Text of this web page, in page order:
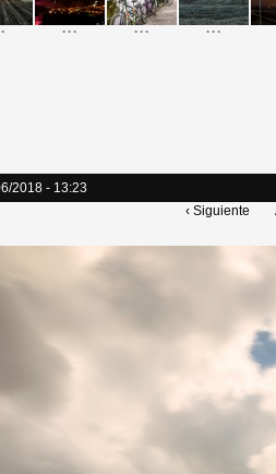
... ... ...
2018 - 13:23
‹ Siguiente